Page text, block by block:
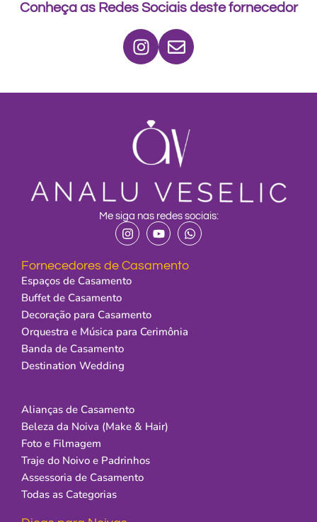
Conheça as Redes Sociais deste fornecedor
Me siga nas redes sociais:
Fornecedores de Casamento
Espaços de Casamento
Buffet de Casamento
Decoração para Casamento
Orquestra e Música para Cerimônia
Banda de Casamento
Destination Wedding
Alianças de Casamento
Beleza da Noiva (Make & Hair)
Foto e Filmagem
Traje do Noivo e Padrinhos
Assessoria de Casamento
Todas as Categorias